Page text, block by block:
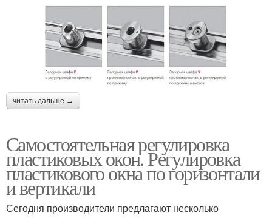
читать дальше →
Самостоятельная регулировка
пластиковых окон. Регулировка
пластикового окна по горизонтали
и вертикали
Сегодня производители предлагают несколько